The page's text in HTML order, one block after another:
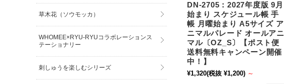
DN-2705：2027年度版 9月
始まり スケジュール帳 手
帳 月曜始まり A5サイズ ア
ニマルパレード オールアニ
マル〔OZ_S〕【ポスト便
送料無料キャンペーン開催
中！】
¥1,320(税抜 ¥1,200) ～
草木花（ソウモッカ）
WHOMEE×RYU-RYUコラボレーションス
テーショナリー
刺しゅうを楽しむシリーズ